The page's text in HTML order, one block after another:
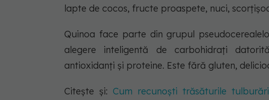
lapte de cocos, fructe proaspete, nuci,
Quinoa face parte din grupul
alegere inteligentă de carbohidrați
antioxidanți și proteine. Este fără gluten,
Citește și: Cum recunoști trăsăturile